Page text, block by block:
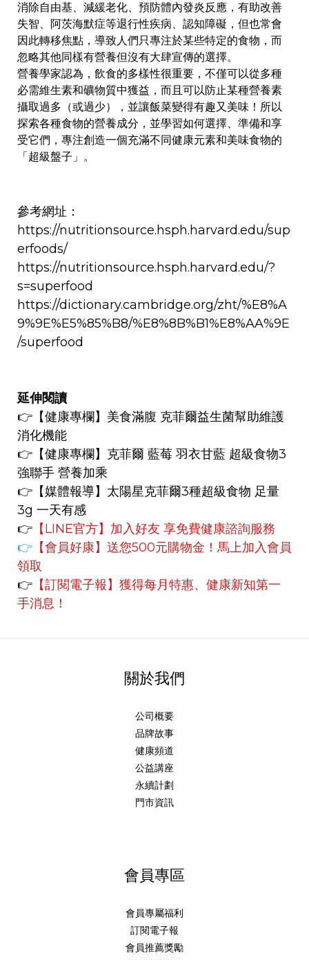
消除自由基、減緩老化、預防體內發炎反應，有助改善
失智、阿茨海默症等退行性疾病、認知障礙，但也常會
因此轉移焦點，導致人們只專注於某些特定的食物，而
忽略其他同樣有營養但沒有大肆宣傳的選擇。
營養學家認為，飲食的多樣性很重要，不僅可以從多種
必需維生素和礦物質中獲益，而且可以防止某種營養素
攝取過多（或過少），並讓飯菜變得有趣又美味！所以
探索各種食物的營養成分，並學習如何選擇、準備和享
受它們，專注創造一個充滿不同健康元素和美味食物的
「超級盤子」。
參考網址：
https://nutritionsource.hsph.harvard.edu/sup
erfoods/
https://nutritionsource.hsph.harvard.edu/?
s=superfood
https://dictionary.cambridge.org/zht/%E8%A
9%9E%E5%85%B8/%E8%8B%B1%E8%AA%9E
/superfood
延伸閱讀
👉【健康專欄】 美食滿腹 克菲爾益生菌幫助維護
消化機能
👉【健康專欄】 克菲爾 藍莓 羽衣甘藍 超級食物3
強聯手 營養加乘
👉【媒體報導】 太陽星克菲爾3種超級食物 足量
3g 一天有感
👉 【LINE官方】 加入好友 享免費健康諮詢服務
👉 【會員好康】 送您500元購物金！馬上加入會員
領取
👉 【訂閱電子報】 獲得每月特惠、健康新知第一
手消息！
關於我們
公司概要
品牌故事
健康頻道
公益講座
永續計劃
門市資訊
會員專區
會員專屬福利
訂閱電子報
會員推薦獎勵